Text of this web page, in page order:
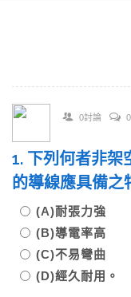
0討論
1. 下列何者非架
的導線應具備
(A)耐張力強
(B)導電率高
(C)不易彎曲
(D)經久耐用。